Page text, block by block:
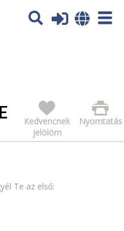
tájékoztatás itt:
Nyomtatás
Kedvencnek
jelölöm
Te az első: